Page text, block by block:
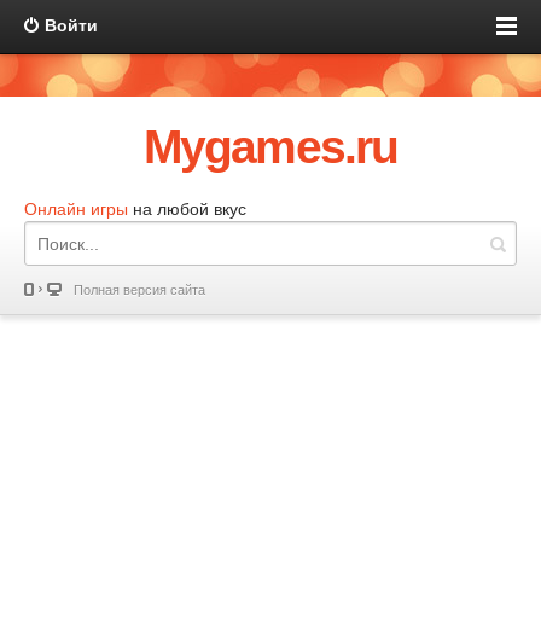
Войти
Mygames.ru
Онлайн игры на любой вкус
Полная версия сайта